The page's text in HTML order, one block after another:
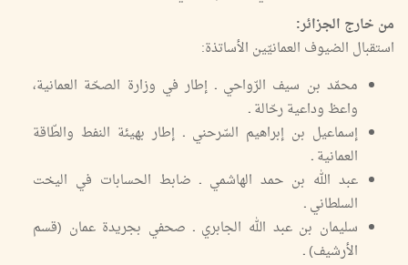
من خارج الجزائر:
استقبال الضيوف العمانيّين الأساتذة:
محمّد بن سيف الرّواحي ـ إطار في وزارة الصحّة العمانية،
واعظ وداعية رحّالة ـ
إسماعيل بن إبراهيم السّرحني ـ إطار بهيئة النفط والطّاقة
العمانية ـ
عبد الله بن حمد الهاشمي ـ ضابط الحسابات في اليخت
السلطاني ـ
سليمان بن عبد الله الجابري ـ صحفي بجريدة عمان (قسم
الأرشيف) ـ